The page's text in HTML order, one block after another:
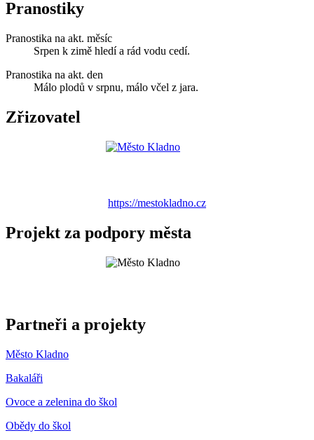
Pranostiky
Pranostika na akt. měsíc
Srpen k zimě hledí a rád vodu cedí.
Pranostika na akt. den
Málo plodů v srpnu, málo včel z jara.
Zřizovatel
https://mestokladno.cz
Projekt za podpory města
Partneři a projekty
Město Kladno
Bakaláři
Ovoce a zelenina do škol
Obědy do škol